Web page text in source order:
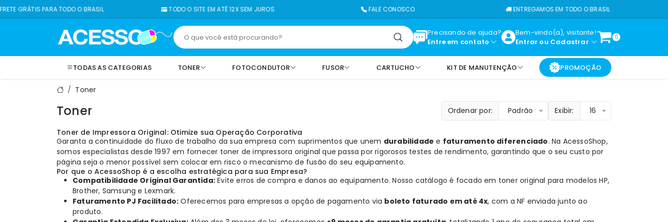
PARA TODO O BRASIL TODO O SITE EM ATÉ 12X SEM JUROS FALE CONOSCO ENTREGAMOS EM TODO O BRASIL
Precisando de ajuda?
Entre em contato
Bem-vindo(a), visitante!
Entrar ou Cadastrar
0
TODAS AS CATEGORIAS TONER FOTOCONDUTOR FUSOR CARTUCHO KIT DE MANUTENÇÃO PROMOÇÃO
Toner
Toner Ordenar por: Padrão Exibir: 16
Toner de Impressora Original: Otimize sua Operação Corporativa
Garanta a continuidade do fluxo de trabalho da sua empresa com suprimentos que unem durabilidade e faturamento diferenciado. Na AcessoShop,
somos especialistas desde 1997 em fornecer toner de impressora original que passa por rigorosos testes de rendimento, garantindo que o seu custo por
página seja o menor possível sem colocar em risco o mecanismo de fusão do seu equipamento.
Por que o AcessoShop é a escolha estratégica para sua Empresa?
Compatibilidade Original Garantida: Evite erros de compra e danos ao equipamento. Nosso catálogo é focado em toner original para modelosHP,
Brother, Samsung e Lexmark.
Faturamento PJ Facilitado: Oferecemos para empresas a opção de pagamento via boleto faturado em até 4x, com a NF enviada junto ao
produto.